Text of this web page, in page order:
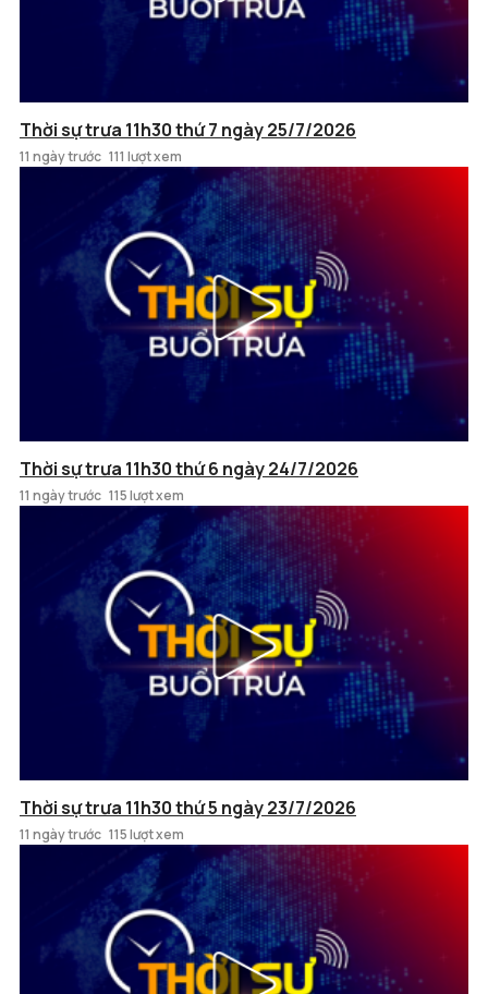
Thời sự trưa 11h30 thứ 7 ngày 25/7/2026
11 ngày trước 111 lượt xem
Thời sự trưa 11h30 thứ 6 ngày 24/7/2026
11 ngày trước 115 lượt xem
Thời sự trưa 11h30 thứ 5 ngày 23/7/2026
11 ngày trước 115 lượt xem